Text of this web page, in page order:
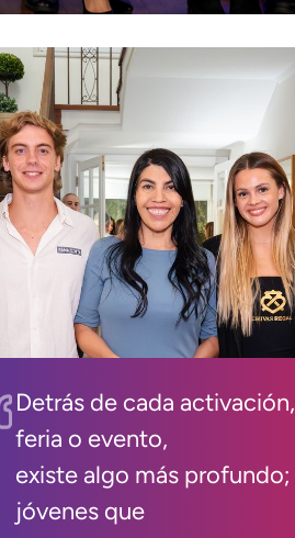
Detrás de cada activación,
feria o evento,
existe algo más profundo;
jóvenes que